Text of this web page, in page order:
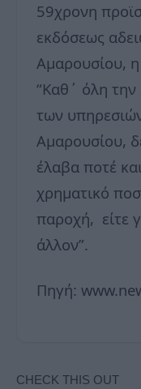
59χρονη
εκδόσεως
Αμαρουσίου,
“Καθ΄ όλη την
των
Αμαρουσίου,
έλαβα ποτέ
χρηματικό
παροχή, είτε
άλλον”.
Πηγή: